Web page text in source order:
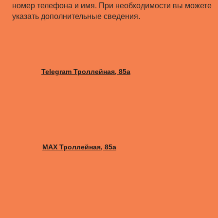
номер телефона и имя. При необходимости вы можете
указать дополнительные сведения.
Telegram Троллейная, 85а
MAX Троллейная, 85а